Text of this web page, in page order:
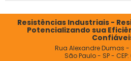
Resistências Industriais -
Potencializando sua
Rua Alexandre Dumas
São Paulo - SP -